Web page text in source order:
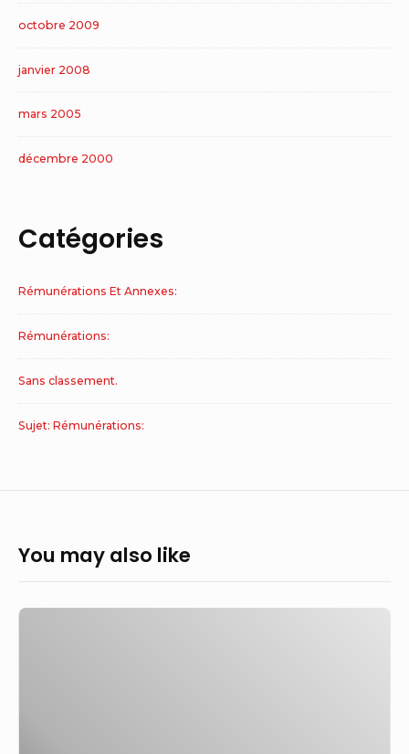
octobre 2009
janvier 2008
mars 2005
décembre 2000
Catégories
Rémunérations Et Annexes:
Rémunérations:
Sans classement.
Sujet: Rémunérations:
You may also like